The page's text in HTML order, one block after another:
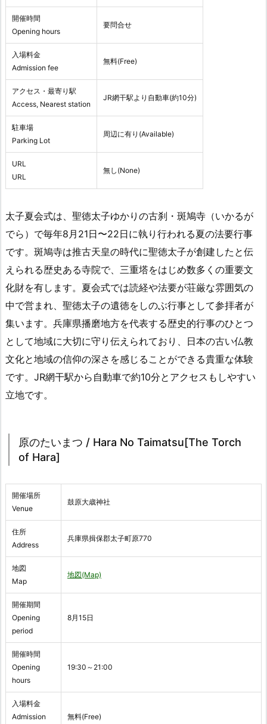
開催時間
Opening hours
要問合せ
入場料金
Admission fee
無料(Free)
アクセス・最寄り駅
Access, Nearest station
JR網干駅より自動車(約10分)
駐車場
Parking Lot
周辺に有り(Available)
URL
URL
無し(None)
太子夏会式は、聖徳太子ゆかりの古刹・斑鳩寺（いかるが
でら）で毎年8月21日〜22日に執り行われる夏の法要行事
です。斑鳩寺は推古天皇の時代に聖徳太子が創建したと伝
えられる歴史ある寺院で、三重塔をはじめ数多くの重要文
化財を有します。夏会式では読経や法要が荘厳な雰囲気の
中で営まれ、聖徳太子の遺徳をしのぶ行事として参拝者が
集います。兵庫県播磨地方を代表する歴史的行事のひとつ
として地域に大切に守り伝えられており、日本の古い仏教
文化と地域の信仰の深さを感じることができる貴重な体験
です。JR網干駅から自動車で約10分とアクセスもしやすい
立地です。
原のたいまつ / Hara No Taimatsu[The Torch
of Hara]
開催場所
Venue
鼓原大歳神社
住所
Address
兵庫県揖保郡太子町原770
地図
Map
地図(Map)
開催期間
Opening
period
8月15日
開催時間
Opening
hours
19:30～21:00
入場料金
Admission
無料(Free)